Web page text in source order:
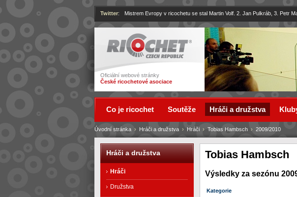
Ricochet
Oficiální webové stránky
České ricochetové asociace
Twitter: Mistrem Evropy v ricochetu se stal Martin Volf. 2. Jan Pulkráb, 3. Petr
Tobias Hambsch
Výsledky za sezónu
Kategorie
Úvodní stránka › Hráči a družstva › Hráči › Tobias Hambsch › 2009/2010
Co je ricochet Soutěže Hráči a družstva
Hráči a družstva
Hráči
Družstva